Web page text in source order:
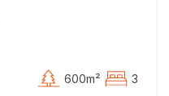
600m² 3